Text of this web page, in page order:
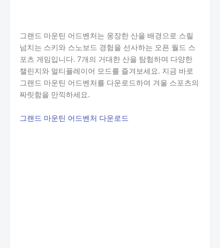
그랜드 마운틴 어드벤처는 웅장한 산을 배경으로 스릴
넘치는 스키와 스노보드 경험을 선사하는 오픈 월드 스
포츠 게임입니다. 7개의 거대한 산을 탐험하며 다양한
챌린지와 멀티플레이어 모드를 즐겨보세요. 지금 바로
그랜드 마운틴 어드벤처를 다운로드하여 겨울 스포츠의
짜릿함을 만끽하세요.
그랜드 마운틴 어드벤처 다운로드